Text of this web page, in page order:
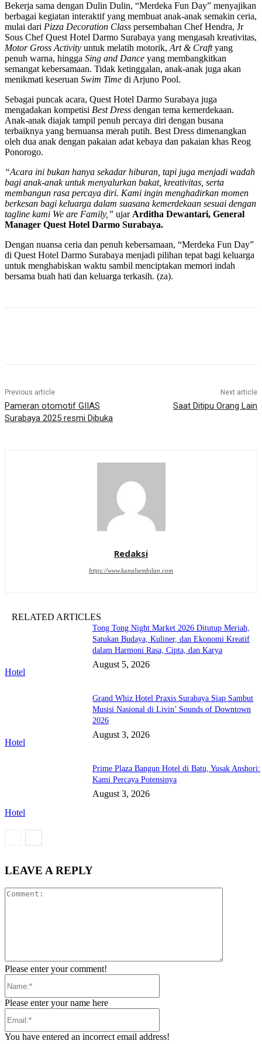
Bekerja sama dengan Dulin Dulin, “Merdeka Fun Day” menyajikan
berbagai kegiatan interaktif yang membuat anak-anak semakin ceria,
mulai dari Pizza Decoration Class persembahan Chef Hendra, Jr
Sous Chef Quest Hotel Darmo Surabaya yang mengasah kreativitas,
Motor Gross Activity untuk melatih motorik, Art & Craftyang
penuh warna, hingga Sing and Dance yang membangkitkan
semangat kebersamaan. Tidak ketinggalan, anak-anak juga akan
menikmati keseruan Swim Time di Arjuno Pool.
Sebagai puncak acara, Quest Hotel Darmo Surabaya juga
mengadakan kompetisi Best Dress dengan tema kemerdekaan.
Anak-anak diajak tampil penuh percaya diri dengan busana
terbaiknya yang bernuansa merah putih. Best Dress dimenangkan
oleh dua anak dengan pakaian adat kebaya dan pakaian khas Reog
Ponorogo.
“Acara ini bukan hanya sekadar hiburan, tapi juga menjadi wadah
bagi anak-anak untuk menyalurkan bakat, kreativitas, serta
membangun rasa percaya diri. Kami ingin menghadirkan momen
berkesan bagi keluarga dalam suasana kemerdekaan sesuai dengan
tagline kami We are Family,” ujar Arditha Dewantari, General
Manager Quest Hotel Darmo Surabaya.
Dengan nuansa ceria dan penuh kebersamaan, “Merdeka Fun Day”
di Quest Hotel Darmo Surabaya menjadi pilihan tepat bagi keluarga
untuk menghabiskan waktu sambil menciptakan memori indah
bersama buah hati dan keluarga terkasih. (za).
Previous article
Pameran otomotif GIIAS
Surabaya 2025 resmi Dibuka
Next article
Saat Ditipu Orang Lain
Redaksi
https://www.kanalsembilan.com
RELATED ARTICLES
Hotel
Tong Tong Night Market 2026 Ditutup Meriah,
Satukan Budaya, Kuliner, dan Ekonomi Kreatif
dalam Harmoni Rasa, Cipta, dan Karya
August 5, 2026
Hotel
Grand Whiz Hotel Praxis Surabaya Siap Sambut
Musisi Nasional di Livin’ Sounds of Downtown
2026
August 3, 2026
Hotel
Prime Plaza Bangun Hotel di Batu, Yusak Anshori:
Kami Percaya Potensinya
August 3, 2026
LEAVE A REPLY
Please enter your comment!
Please enter your name here
You have entered an incorrect email address!